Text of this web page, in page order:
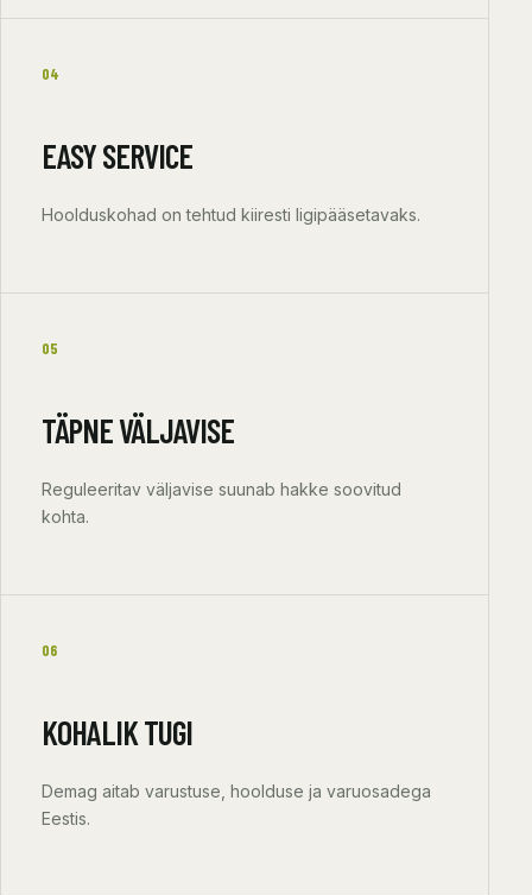
04
EASY SERVICE
Hoolduskohad on tehtud kiiresti ligipääsetavaks.
05
TÄPNE VÄLJAVISE
Reguleeritav väljavise suunab hakke soovitud
kohta.
06
KOHALIK TUGI
Demag aitab varustuse, hoolduse ja varuosadega
Eestis.